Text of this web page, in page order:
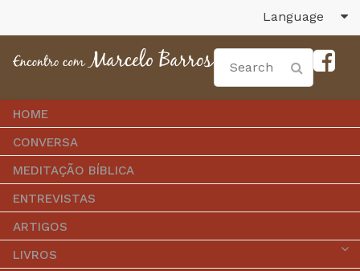
Language
HOME
CONVERSA
MEDITAÇÃO BÍBLICA
ENTREVISTAS
ARTIGOS
LIVROS